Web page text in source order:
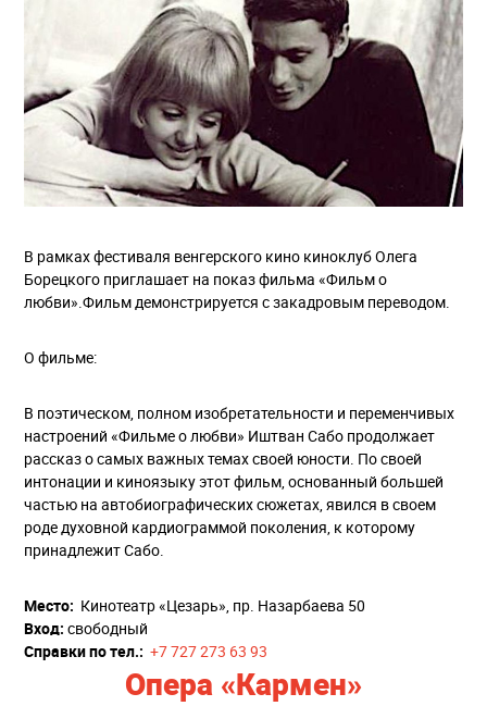
В рамках фестиваля венгерского кино киноклуб Олега
Борецкого приглашает на показ фильма «Фильм о
любви».Фильм демонстрируется с закадровым переводом.
О фильме:
В поэтическом, полном изобретательности и переменчивых
настроений «Фильме о любви» Иштван Сабо продолжает
рассказ о самых важных темах своей юности. По своей
интонации и киноязыку этот фильм, основанный большей
частью на автобиографических сюжетах, явился в своем
роде духовной кардиограммой поколения, к которому
принадлежит Сабо.
Место: Кинотеатр «Цезарь», пр. Назарбаева 50
Вход: свободный
Справки по тел.: +7 727 273 63 93
Опера «Кармен»